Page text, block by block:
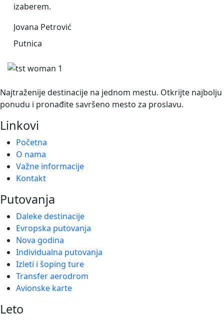
izaberem.
Jovana Petrović
Putnica
Najtraženije destinacije na jednom mestu. Otkrijte najbolju
ponudu i pronađite savršeno mesto za proslavu.
Linkovi
Početna
O nama
Važne informacije
Kontakt
Putovanja
Daleke destinacije
Evropska putovanja
Nova godina
Individualna putovanja
Izleti i šoping ture
Transfer aerodrom
Avionske karte
Leto